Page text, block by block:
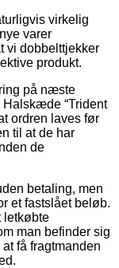
virkelig
varer
vi dobbelttjekker
produkt.
på næste
“Trident
ordren laves før
til at de har
de
betaling, men
et fastslået beløb.
letkøbte
man befinder sig
få fragtmanden